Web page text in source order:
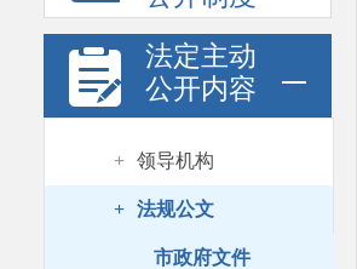
法定主动
公开内容
+ 领导机构
+ 法规公文
市政府文件